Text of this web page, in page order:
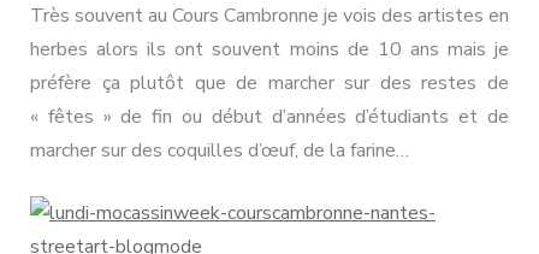
Très souvent au Cours Cambronne je vois des artistes en
herbes alors ils ont souvent moins de 10 ans mais je
préfère ça plutôt que de marcher sur des restes de
« fêtes » de fin ou début d’années d’étudiants et de
marcher sur des coquilles d’œuf, de la farine…